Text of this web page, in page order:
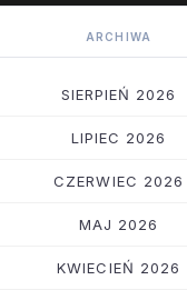
ARCHIWA
SIERPIEŃ 2026
LIPIEC 2026
CZERWIEC 2026
MAJ 2026
KWIECIEŃ 2026